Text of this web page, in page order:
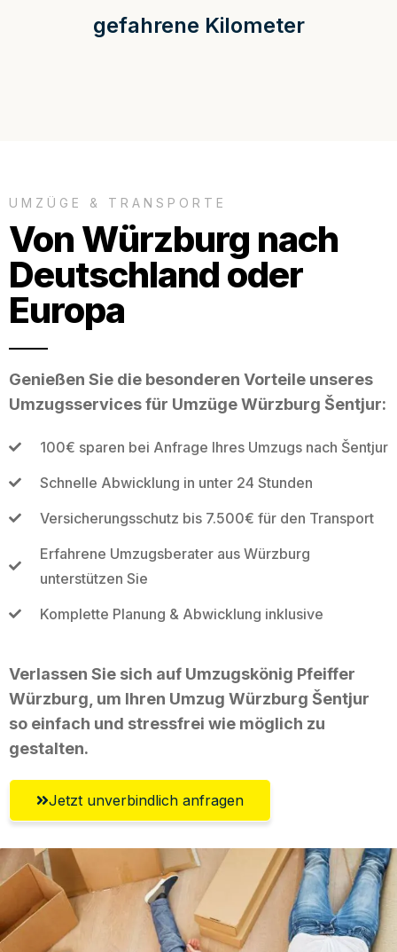
gefahrene Kilometer
UMZÜGE & TRANSPORTE
Von Würzburg nach
Deutschland oder
Europa
Genießen Sie die besonderen Vorteile unseres
Umzugsservices für Umzüge Würzburg Šentjur:
100€ sparen bei Anfrage Ihres Umzugs nach Šentjur
Schnelle Abwicklung in unter 24 Stunden
Versicherungsschutz bis 7.500€ für den Transport
Erfahrene Umzugsberater aus Würzburg
unterstützen Sie
Komplette Planung & Abwicklung inklusive
Verlassen Sie sich auf Umzugskönig Pfeiffer
Würzburg, um Ihren Umzug Würzburg Šentjur
so einfach und stressfrei wie möglich zu
gestalten.
Jetzt unverbindlich anfragen